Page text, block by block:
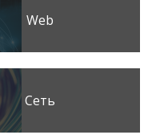
Web
Сеть